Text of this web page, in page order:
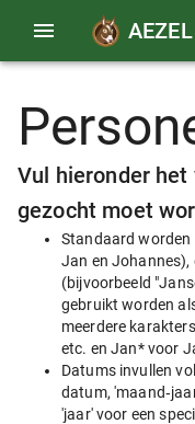
AEZEL
Vul hieronder
gezocht moet
Standaard worden
Jan en Johannes),
(bijvoorbeeld
gebruikt worden
meerdere
etc. en Jan* voor
Datums invullen
datum,
'jaar' voor een